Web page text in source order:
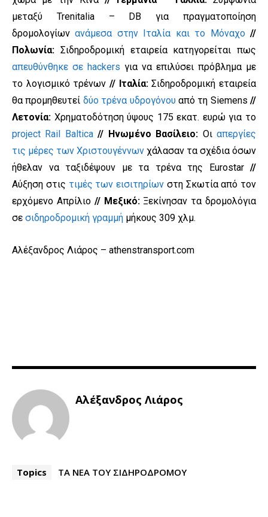
μεταξύ Trenitalia – DB για πραγματοποίηση
δρομολογίωνανάμεσα στην Ιταλία και το Μόναχο //
Πολωνία: Σιδηροδρομική εταιρεία κατηγορείται πως
απευθύνθηκε σε hackers για να επιλύσει πρόβλημα με
το λογισμικό τρένων // Ιταλία:Σιδηροδρομική εταιρεία
θα προμηθευτεί δύο τρένα υδρογόνου από τη Siemens //
Λετονία: Χρηματοδότηση ύψους 175 εκατ. ευρώ για το
project Rail Baltica // Ηνωμένο Βασίλειο: Οιαπεργίες
τις μέρες των Χριστουγέννων χάλασαν τα σχέδια όσων
ήθελαν να ταξιδέψουν με τα τρένα της Eurostar //
Αύξηση στις τιμές των εισιτηρίων στη Σκωτία από τον
ερχόμενο Απρίλιο // Μεξικό:Ξεκίνησαν τα δρομολόγια
σε σιδηροδρομική γραμμή μήκους 309 χλμ.
Αλέξανδρος Λιάρος – athenstransport.com
Αλέξανδρος Λιάρος
Topics ΤΑ ΝΕΑ ΤΟΥ ΣΙΔΗΡΟΔΡΟΜΟΥ